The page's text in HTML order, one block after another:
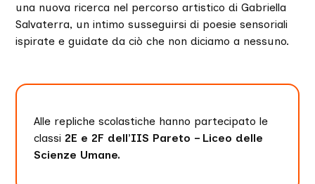
una nuova ricerca nel percorso artistico di Gabriella
Salvaterra, un intimo susseguirsi di poesie sensoriali
ispirate e guidate da ciò che non diciamo a nessuno.
Alle repliche scolastiche hanno partecipato le
classi 2E e 2F dell’IIS Pareto – Liceo delle
Scienze Umane.